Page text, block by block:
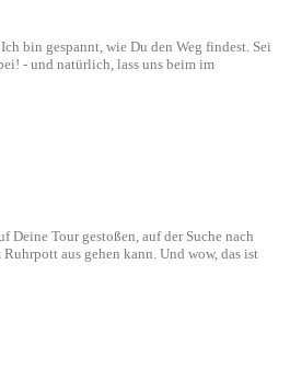
bin gespannt, wie Du den Weg findest. Sei
- und natürlich, lass uns beim im
Tour gestoßen, auf der Suche nach
aus gehen kann. Und wow, das ist